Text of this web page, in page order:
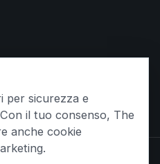
Group
per sicurezza e
il tuo consenso, The
anche cookie